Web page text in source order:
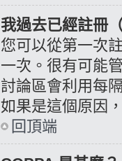
我過去已經註冊
您可以從第一次
一次。很有可能
討論區會利用每
如果是這個原因
回頂端